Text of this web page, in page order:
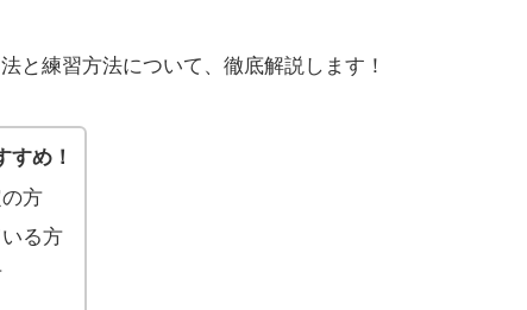
と練習方法について、徹底解説します！
すめ！
方
る方